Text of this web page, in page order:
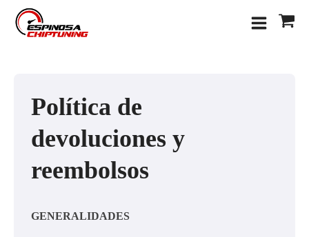
Política de
devoluciones y
reembolsos
GENERALIDADES